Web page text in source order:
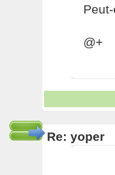
@+
Re: yoper